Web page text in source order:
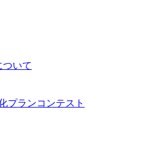
ついて
プランコンテスト